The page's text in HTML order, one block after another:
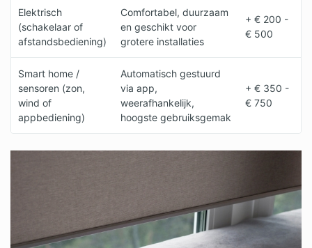
Elektrisch
(schakelaar of
afstandsbediening)
Comfortabel, duurzaam
en geschikt voor
grotere installaties
+ € 200 -
€ 500
Smart home /
sensoren (zon,
wind of
appbediening)
Automatisch gestuurd
via app,
weerafhankelijk,
hoogste gebruiksgemak
+ € 350 -
€ 750